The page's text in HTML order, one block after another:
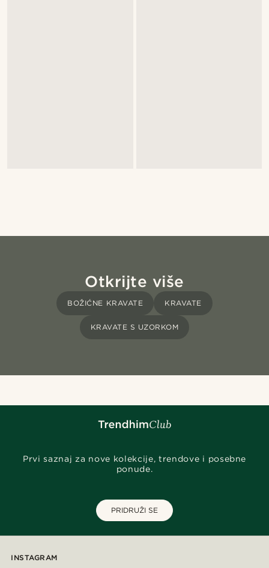
Otkrijte više
BOŽIĆNE KRAVATE KRAVATE
KRAVATE S UZORKOM
Prvi saznaj za nove kolekcije, trendove i posebne
ponude.
PRIDRUŽI SE
INSTAGRAM